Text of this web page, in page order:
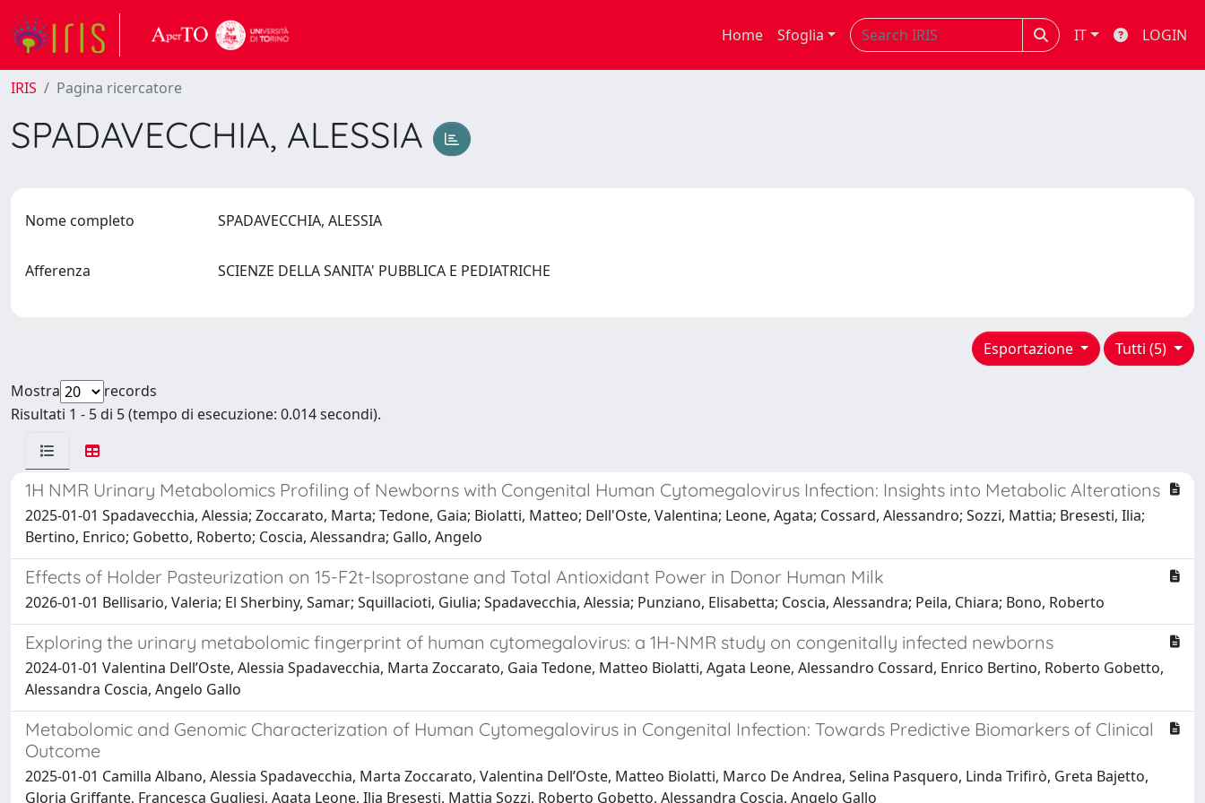
Home Sfoglia IT LOGIN
IRIS Pagina ricercatore
SPADAVECCHIA, ALESSIA
Nome completo SPADAVECCHIA, ALESSIA
Afferenza SCIENZE DELLA SANITA' PUBBLICA E PEDIATRICHE
Tutti (5)
Esportazione
Mostra
records
Risultati 1 - 5 di 5 (tempo di esecuzione: 0.014 secondi).
1H NMR Urinary Metabolomics Profiling of Newborns with Congenital Human Cytomegalovirus Infection: Insights into Metabolic Alterations
2025-01-01 Spadavecchia, Alessia; Zoccarato, Marta; Tedone, Gaia; Biolatti, Matteo; Dell'Oste, Valentina; Leone, Agata; Cossard, Alessandro; Sozzi, Mattia; Bresesti, Ilia;
Bertino, Enrico; Gobetto, Roberto; Coscia, Alessandra; Gallo, Angelo
Effects of Holder Pasteurization on 15-F2t-Isoprostane and Total Antioxidant Power in Donor Human Milk
2026-01-01 Bellisario, Valeria; El Sherbiny, Samar; Squillacioti, Giulia; Spadavecchia, Alessia; Punziano, Elisabetta; Coscia, Alessandra; Peila, Chiara; Bono, Roberto
Exploring the urinary metabolomic fingerprint of human cytomegalovirus: a 1H-NMR study on congenitally infected newborns
2024-01-01 Valentina Dell’Oste, Alessia Spadavecchia, Marta Zoccarato, Gaia Tedone, Matteo Biolatti, Agata Leone, Alessandro Cossard, Enrico Bertino, Roberto Gobetto,
Alessandra Coscia, Angelo Gallo
Metabolomic and Genomic Characterization of Human Cytomegalovirus in Congenital Infection: Towards Predictive Biomarkers of Clinical
Outcome
2025-01-01 Camilla Albano, Alessia Spadavecchia, Marta Zoccarato, Valentina Dell’Oste, Matteo Biolatti, Marco De Andrea, Selina Pasquero, Linda Trifirò, Greta Bajetto,
Gloria Griffante, Francesca Gugliesi, Agata Leone, Ilia Bresesti, Mattia Sozzi, Roberto Gobetto, Alessandra Coscia, Angelo Gallo